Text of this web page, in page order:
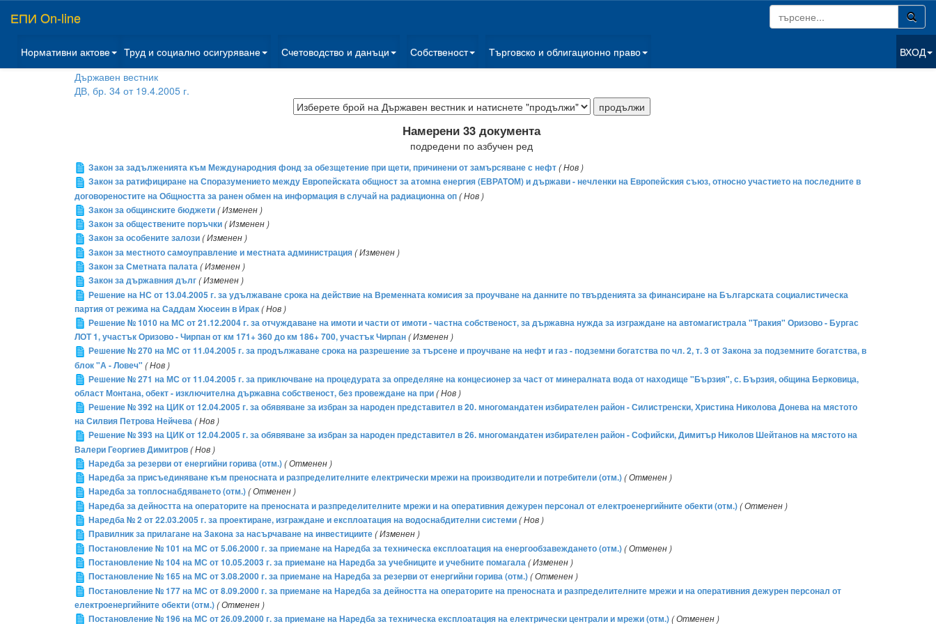
ЕПИ On-line
Нормативни актове Труд и социално осигуряване Счетоводство и данъци Собственост Търговско и облигационно право
ВХОД
Държавен вестник
ДВ, бр. 34 от 19.4.2005 г.
Намерени 33 документа
подредени по азбучен ред
Закон за задълженията към Международния фонд за обезщетение при щети, причинени от замърсяване с нефт( Нов )
Закон за ратифициране на Споразумението между Европейската общност за атомна енергия (ЕВРАТОМ) и държави - нечленки на Европейския съюз, относно участието на последните в
договореностите на Общността за ранен обмен на информация в случай на радиационна оп( Нов )
Закон за общинските бюджети( Изменен )
Закон за обществените поръчки( Изменен )
Закон за особените залози( Изменен )
Закон за местното самоуправление и местната администрация( Изменен )
Закон за Сметната палата( Изменен )
Закон за държавния дълг( Изменен )
Решение на НС от 13.04.2005 г. за удължаване срока на действие на Временната комисия за проучване на данните по твърденията за финансиране на Българската социалистическа
партия от режима на Саддам Хюсеин в Ирак( Нов )
Решение № 1010 на МС от 21.12.2004 г. за отчуждаване на имоти и части от имоти - частна собственост, за държавна нужда за изграждане на автомагистрала "Тракия" Оризово - Бургас
ЛОТ 1, участък Оризово - Чирпан от км 171+ 360 до км 186+ 700, участък Чирпан( Изменен )
Решение № 270 на МС от 11.04.2005 г. за продължаване срока на разрешение за търсене и проучване на нефт и газ - подземни богатства по чл. 2, т. 3 от Закона за подземните богатства, в
блок "А - Ловеч" ( Нов )
Решение № 271 на МС от 11.04.2005 г. за приключване на процедурата за определяне на концесионер за част от минералната вода от находище "Бързия", с. Бързия, община Берковица,
област Монтана, обект - изключителна държавна собственост, без провеждане на при( Нов )
Решение № 392 на ЦИК от 12.04.2005 г. за обявяване за избран за народен представител в 20. многомандатен избирателен район - Силистренски, Христина Николова Донева на мястото
на Силвия Петрова Нейчева( Нов )
Решение № 393 на ЦИК от 12.04.2005 г. за обявяване за избран за народен представител в 26. многомандатен избирателен район - Софийски, Димитър Николов Шейтанов на мястото на
Валери Георгиев Димитров( Нов )
Наредба за резерви от енергийни горива (отм.)( Отменен )
Наредба за присъединяване към преносната и разпределителните електрически мрежи на производители и потребители (отм.)( Отменен )
Наредба за топлоснабдяването (отм.)( Отменен )
Наредба за дейността на операторите на преносната и разпределителните мрежи и на оперативния дежурен персонал от електроенергийните обекти (отм.)( Отменен )
Наредба № 2 от 22.03.2005 г. за проектиране, изграждане и експлоатация на водоснабдителни системи( Нов )
Правилник за прилагане на Закона за насърчаване на инвестициите( Изменен )
Постановление № 101 на МС от 5.06.2000 г. за приемане на Наредба за техническа експлоатация на енергообзавеждането (отм.)( Отменен )
Постановление № 104 на МС от 10.05.2003 г. за приемане на Наредба за учебниците и учебните помагала( Изменен )
Постановление № 165 на МС от 3.08.2000 г. за приемане на Наредба за резерви от енергийни горива (отм.)( Отменен )
Постановление № 177 на МС от 8.09.2000 г. за приемане на Наредба за дейността на операторите на преносната и разпределителните мрежи и на оперативния дежурен персонал от
електроенергийните обекти (отм.)( Отменен )
Постановление № 196 на МС от 26.09.2000 г. за приемане на Наредба за техническа експлоатация на електрически централи и мрежи (отм.)( Отменен )